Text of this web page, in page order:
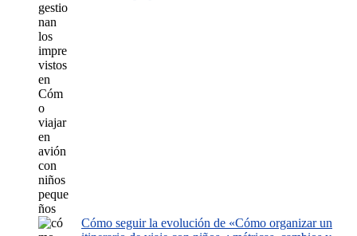
Cómo seguir la evolución de «Cómo organizar un